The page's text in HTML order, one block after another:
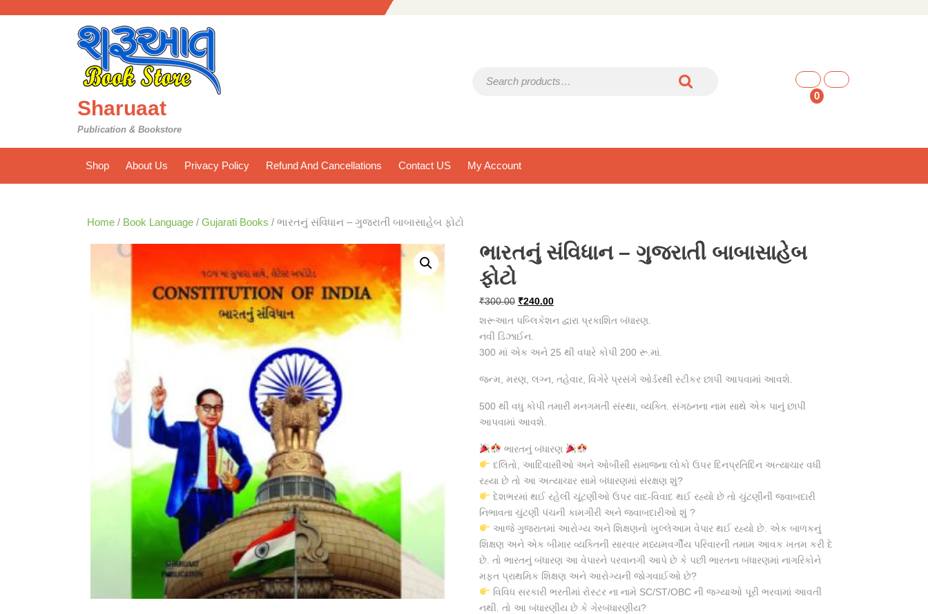
Sharuaat
Publication & Bookstore
0
shopping
Shop About Us Privacy Policy Refund And Cancellations Contact US My Account
Home / Book Language / Gujarati Books / ભારતનું સંવિધાન – ગુજરાતી બાબાસાહેબ ફોટો
ભારતનું સંવિધાન – ગુજરાતી બાબાસાહેબ
ફોટો
₹300.00 Original
price
was:
₹300.00.
₹240.00Current
price
₹240.00.
શરૂઆત પબ્લિકેશન દ્વારા પ્રકાશિત બંધારણ.
નવી ડિઝાઈન.
300 માં એક અને 25 થી વધારે કોપી 200 રૂ.માં.
જન્મ, મરણ, લગ્ન, તહેવાર, વિગેરે પ્રસંગે ઓર્ડરથી સ્ટીકર છાપી આપવામાં આવશે.
500 થી વધુ કોપી તમારી મનગમતી સંસ્થા, વ્યક્તિ. સંગઠનના નામ સાથે એક પાનું છાપી
આપવામાં આવશે.
ભારતનું બંધારણ
દલિતો, આદિવાસીઓ અને ઓબીસી સમાજના લોકો ઉપર દિનપ્રતિદિન અત્યાચાર વધી
રહ્યા છે તો આ અત્યાચાર સામે બંધારણમાં સંરક્ષણ શું?
દેશભરમાં થઈ રહેલી ચૂંટણીઓ ઉપર વાદ-વિવાદ થઈ રહ્યો છે તો ચુંટણીની જવાબદારી
નિભાવતા ચુંટણી પંચની કામગીરી અને જવાબદારીઓ શું ?
આજે ગુજરાતમાં આરોગ્ય અને શિક્ષણનો ખુલ્લેઆમ વેપાર થઈ રહ્યો છે. એક બાળકનું
શિક્ષણ અને એક બીમાર વ્યક્તિની સારવાર મધ્યમવર્ગીય પરિવારની તમામ આવક ખતમ કરી દે
છે. તો ભારતનું બંધારણ આ વેપારને પરવાનગી આપે છે કે પછી ભારતના બંધારણમાં નાગરિકોને
મફત પ્રાથમિક શિક્ષણ અને આરોગ્યની જોગવાઈઓ છે?
વિવિધ સરકારી ભરતીમાં રોસ્ટર ના નામે SC/ST/OBC ની જગ્યાઓ પૂરી ભરવામાં આવતી
નથી. તો આ બંધારણીય છે કે ગેરબંધારણીય?